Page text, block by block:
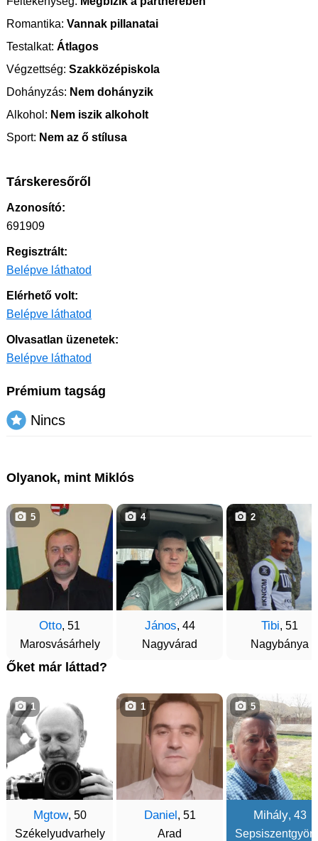
Romantika: Vannak pillanatai
Testalkat: Átlagos
Végzettség: Szakközépiskola
Dohányzás: Nem dohányzik
Alkohol: Nem iszik alkoholt
Sport: Nem az ő stílusa
Társkeresőről
Azonosító:
691909
Regisztrált:
Belépve láthatod
Elérhető volt:
Belépve láthatod
Olvasatlan üzenetek:
Belépve láthatod
Prémium tagság
Nincs
Olyanok, mint Miklós
Otto, 51
Marosvásárhely
5
János, 44
Nagyvárad
4
Tibi, 51
Nagybánya
2
Őket már láttad?
Mgtow, 50
Székelyudvarhely
1
Daniel , 51
Arad
1
Mihály, 43
5